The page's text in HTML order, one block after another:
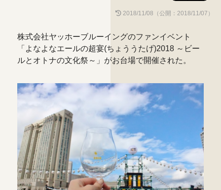
2018/11/08（公開：2018/11/07）
株式会社ヤッホーブルーイングのファンイベント
「よなよなエールの超宴(ちょううたげ)2018 ～ビー
ルとオトナの文化祭～」がお台場で開催された。